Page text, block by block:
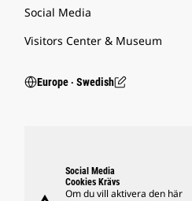
Social Media
Visitors Center & Museum
Europe ‧ Swedish
Social Media
Cookies Krävs
Om du vill aktivera den här